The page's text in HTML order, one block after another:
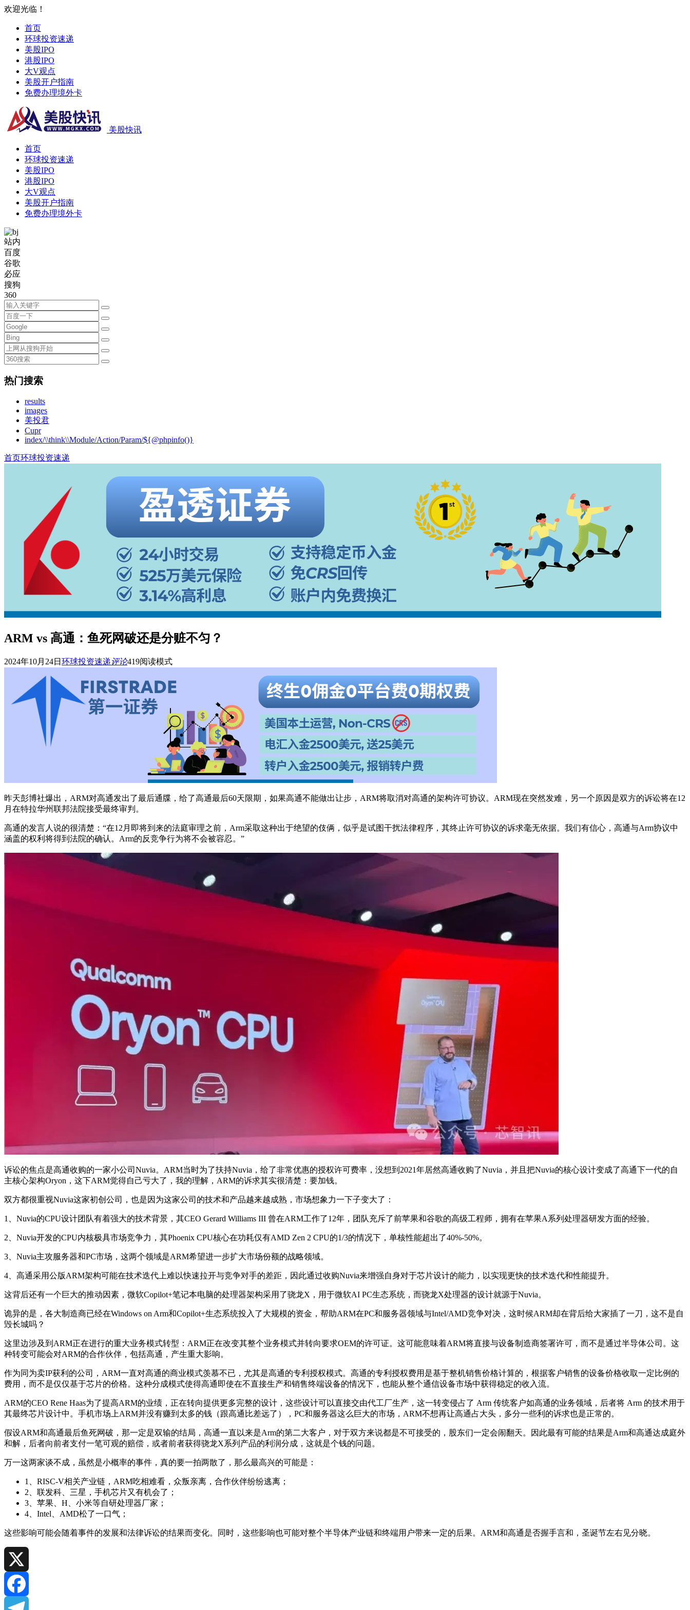
欢迎光临！
首页
环球投资速递
美股IPO
港股IPO
大V观点
美股开户指南
免费办理境外卡
美股快讯
首页
环球投资速递
美股IPO
港股IPO
大V观点
美股开户指南
免费办理境外卡
站内
百度
谷歌
必应
搜狗
360
热门搜索
results
images
美投君
Cupr
index/\\think\\Module/Action/Param/${@phpinfo()}
首页环球投资速递
ARM vs 高通：鱼死网破还是分赃不匀？
2024年10月24日 环球投资速递评论419阅读模式
昨天彭博社爆出，ARM对高通发出了最后通牒，给了高通最后60天限期，如果高通不能做出让步，ARM将取消对高通的架构许可协议。ARM现在突然发难，另一个原因是双方的诉讼将在12
月在特拉华州联邦法院接受最终审判。
高通的发言人说的很清楚：“在12月即将到来的法庭审理之前，Arm采取这种出于绝望的伎俩，似乎是试图干扰法律程序，其终止许可协议的诉求毫无依据。我们有信心，高通与Arm协议中
涵盖的权利将得到法院的确认。Arm的反竞争行为将不会被容忍。”
诉讼的焦点是高通收购的一家小公司Nuvia。ARM当时为了扶持Nuvia，给了非常优惠的授权许可费率，没想到2021年居然高通收购了Nuvia，并且把Nuvia的核心设计变成了高通下一代的自
主核心架构Oryon，这下ARM觉得自己亏大了，我的理解，ARM的诉求其实很清楚：要加钱。
双方都很重视Nuvia这家初创公司，也是因为这家公司的技术和产品越来越成熟，市场想象力一下子变大了：
1、Nuvia的CPU设计团队有着强大的技术背景，其CEO Gerard Williams III 曾在ARM工作了12年，团队充斥了前苹果和谷歌的高级工程师，拥有在苹果A系列处理器研发方面的经验。
2、Nuvia开发的CPU内核极具市场竞争力，其Phoenix CPU核心在功耗仅有AMD Zen 2 CPU的1/3的情况下，单核性能超出了40%-50%。
3、Nuvia主攻服务器和PC市场，这两个领域是ARM希望进一步扩大市场份额的战略领域。
4、高通采用公版ARM架构可能在技术迭代上难以快速拉开与竞争对手的差距，因此通过收购Nuvia来增强自身对于芯片设计的能力，以实现更快的技术迭代和性能提升。
这背后还有一个巨大的推动因素，微软Copilot+笔记本电脑的处理器架构采用了骁龙X，用于微软AI PC生态系统，而骁龙X处理器的设计就源于Nuvia。
诡异的是，各大制造商已经在Windows on Arm和Copilot+生态系统投入了大规模的资金，帮助ARM在PC和服务器领域与Intel/AMD竞争对决，这时候ARM却在背后给大家插了一刀，这不是自
毁长城吗？
这里边涉及到ARM正在进行的重大业务模式转型：ARM正在改变其整个业务模式并转向要求OEM的许可证。这可能意味着ARM将直接与设备制造商签署许可，而不是通过半导体公司。这
种转变可能会对ARM的合作伙伴，包括高通，产生重大影响。
作为同为卖IP获利的公司，ARM一直对高通的商业模式羡慕不已，尤其是高通的专利授权模式。高通的专利授权费用是基于整机销售价格计算的，根据客户销售的设备价格收取一定比例的
费用，而不是仅仅基于芯片的价格。这种分成模式使得高通即使在不直接生产和销售终端设备的情况下，也能从整个通信设备市场中获得稳定的收入流。
ARM的CEO Rene Haas为了提高ARM的业绩，正在转向提供更多完整的设计，这些设计可以直接交由代工厂生产，这一转变侵占了 Arm 传统客户如高通的业务领域，后者将 Arm 的技术用于
其最终芯片设计中。手机市场上ARM并没有赚到太多的钱（跟高通比差远了），PC和服务器这么巨大的市场，ARM不想再让高通占大头，多分一些利的诉求也是正常的。
假设ARM和高通最后鱼死网破，那一定是双输的结局，高通一直以来是Arm的第二大客户，对于双方来说都是不可接受的，股东们一定会闹翻天。因此最有可能的结果是Arm和高通达成庭外
和解，后者向前者支付一笔可观的赔偿，或者前者获得骁龙X系列产品的利润分成，这就是个钱的问题。
万一这两家谈不成，虽然是小概率的事件，真的要一拍两散了，那么最高兴的可能是：
1、RISC-V相关产业链，ARM吃相难看，众叛亲离，合作伙伴纷纷逃离；
2、联发科、三星，手机芯片又有机会了；
3、苹果、H、小米等自研处理器厂家；
4、Intel、AMD松了一口气；
这些影响可能会随着事件的发展和法律诉讼的结果而变化。同时，这些影响也可能对整个半导体产业链和终端用户带来一定的后果。ARM和高通是否握手言和，圣诞节左右见分晓。
X